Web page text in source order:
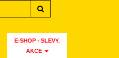
E-SHOP - SLEVY,
AKCE